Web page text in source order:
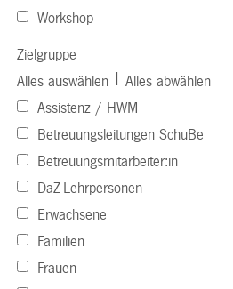
Workshop
Zielgruppe
Alles auswählen
Alles abwählen
Assistenz / HWM
Betreuungsleitungen SchuBe
Betreuungsmitarbeiter:in
DaZ-Lehrpersonen
Erwachsene
Familien
Frauen